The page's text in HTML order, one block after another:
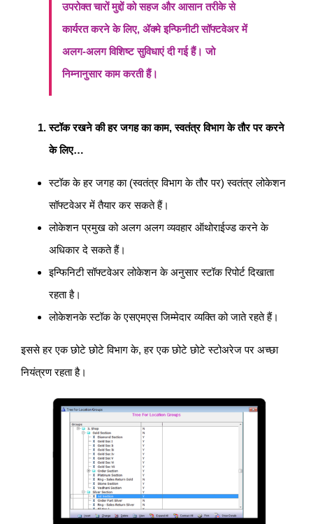
उपरोक्त चारों मुद्दों को सहज और आसान तरीके से
कार्यरत करने के लिए, ॲक्मे इन्फिनीटी सॉफ्टवेअर में
अलग-अलग विशिष्ट सुविधाएं दी गई हैं। जो
निम्नानुसार काम करती हैं।
स्टॉक रखने की हर जगह का काम, स्वतंत्र विभाग के तौर पर करने
के लिए…
स्टॉक के हर जगह का (स्वतंत्र विभाग के तौर पर) स्वतंत्र लोकेशन
सॉफ्टवेअर में तैयार कर सकते हैं।
लोकेशन प्रमुख को अलग अलग व्यवहार ऑथोराईज्ड करने के
अधिकार दे सकते हैं।
इन्फिनिटी सॉफ्टवेअर लोकेशन के अनुसार स्टॉक रिपोर्ट दिखाता
रहता है।
लोकेशनके स्टॉक के एसएमएस जिम्मेदार व्यक्ति को जाते रहते हैं।
इससे हर एक छोटे छोटे विभाग के, हर एक छोटे छोटे स्टोअरेज पर अच्छा
नियंत्रण रहता है।